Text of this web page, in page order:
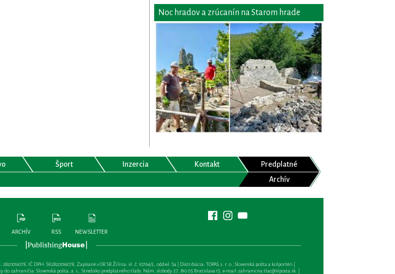
Noc hradov a zrúcanín na Starom hrade
Šport Inzercia Kontakt
Predplatné
Archív
ARCHÍV RSS NEWSLETTER
IČ DPH: SK2820016078, Zapísané v OR SR Žilina: vl. č. 10764/L, oddiel: Sa | Distribúcia: TOPAS, s. r. o., Slovenská pošta a kolportéri |
zahraničia: Slovenská pošta, a. s., Stredisko predplatného tlače, Nám. slobody 27, 810 05 Bratislava 15, e-mail:zahranicna.tlac@slposta.sk. |